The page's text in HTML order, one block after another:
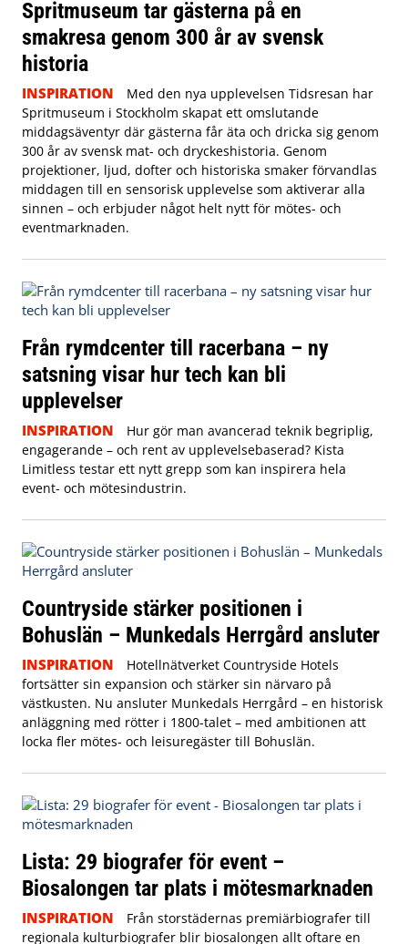
Spritmuseum tar gästerna på en
smakresa genom 300 år av svensk
historia
INSPIRATION
Med den nya upplevelsen Tidsresan har
Spritmuseum i Stockholm skapat ett omslutande
middagsäventyr där gästerna får äta och dricka sig genom
300 år av svensk mat- och dryckeshistoria. Genom
projektioner, ljud, dofter och historiska smaker förvandlas
middagen till en sensorisk upplevelse som aktiverar alla
sinnen – och erbjuder något helt nytt för mötes- och
eventmarknaden.
Från rymdcenter till racerbana – ny
satsning visar hur tech kan bli
upplevelser
INSPIRATION
Hur gör man avancerad teknik begriplig,
engagerande – och rent av upplevelsebaserad? Kista
Limitless testar ett nytt grepp som kan inspirera hela
event- och mötesindustrin.
Countryside stärker positionen i
Bohuslän – Munkedals Herrgård ansluter
INSPIRATION
Hotellnätverket Countryside Hotels
fortsätter sin expansion och stärker sin närvaro på
västkusten. Nu ansluter Munkedals Herrgård – en historisk
anläggning med rötter i 1800-talet – med ambitionen att
locka fler mötes- och leisuregäster till Bohuslän.
Lista: 29 biografer för event –
Biosalongen tar plats i mötesmarknaden
INSPIRATION
Från storstädernas premiärbiografer till
regionala kulturbiografer blir biosalongen allt oftare en